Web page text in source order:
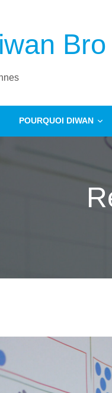
POURQUOI DIWAN